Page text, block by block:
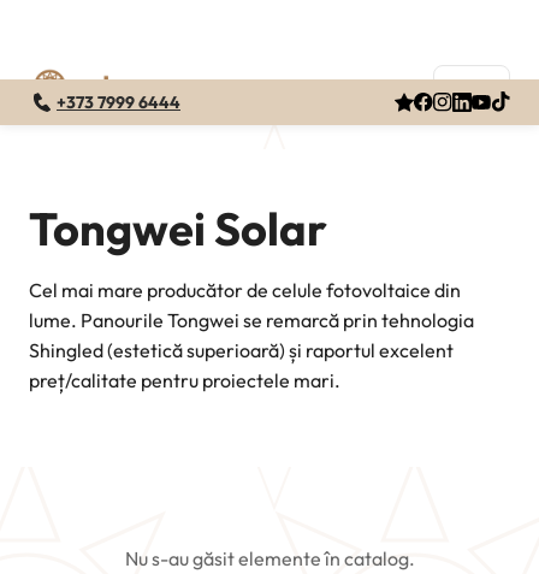
+373 7999 6444
Tongwei Solar
Cel mai mare producător de celule fotovoltaice din
lume. Panourile Tongwei se remarcă prin tehnologia
Shingled (estetică superioară) și raportul excelent
preț/calitate pentru proiectele mari.
Nu s-au găsit elemente în catalog.